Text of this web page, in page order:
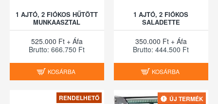
1 AJTÓ, 2 FIÓKOS HŰTÖTT
MUNKAASZTAL
525.000 Ft + Áfa
Brutto: 666.750 Ft
KOSÁRBA
1 AJTÓ, 2 FIÓKOS
SALADETTE
350.000 Ft + Áfa
Brutto: 444.500 Ft
KOSÁRBA
RENDELHETŐ
ÚJ TERMÉK